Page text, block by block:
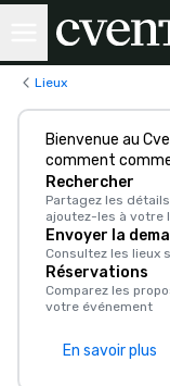
Lieux
Bienvenue au
comment
Rechercher
Partagez les
ajoutez-les à votre
Envoyer la
Consultez les lieux
Réservations
Comparez les
votre événement
En savoir plus